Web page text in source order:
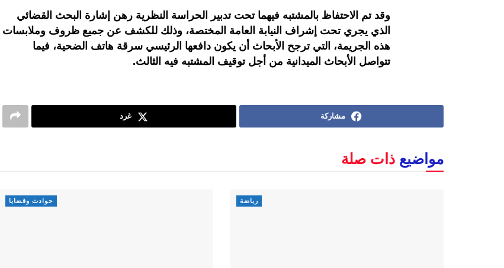
وقد تم الاحتفاظ بالمشتبه فيهما تحت تدبير الحراسة النظرية رهن إشارة البحث القضائي
الذي يجري تحت إشراف النيابة العامة المختصة، وذلك للكشف عن جميع ظروف وملابسات
هذه الجريمة، التي ترجح الأبحاث أن يكون دافعها الرئيسي سرقة هاتف الضحية، فيما
تتواصل الأبحاث الميدانية من أجل توقيف المشتبه فيه الثالث.
مشاركة غرد
مواضيع ذات صلة
رياضة حوادث وقضايا